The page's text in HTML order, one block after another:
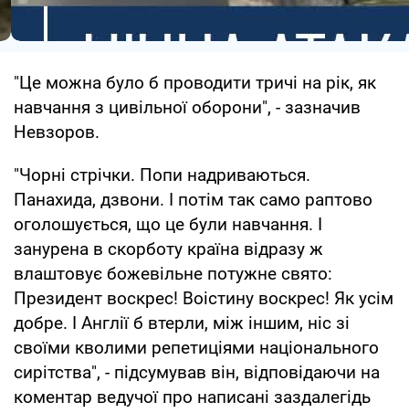
"Це можна було б проводити тричі на рік, як
навчання з цивільної оборони", - зазначив
Невзоров.
"Чорні стрічки. Попи надриваються.
Панахида, дзвони. І потім так само раптово
оголошується, що це були навчання. І
занурена в скорботу країна відразу ж
влаштовує божевільне потужне свято:
Президент воскрес! Воістину воскрес! Як усім
добре. І Англії б втерли, між іншим, ніс зі
своїми кволими репетиціями національного
сирітства", - підсумував він, відповідаючи на
коментар ведучої про написані заздалегідь